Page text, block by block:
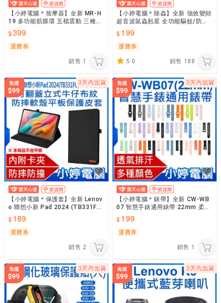
【小婷電腦＊按摩器】全新 MR-H
19 多功能筋膜環 五檔震動 三種模
式 手持配戴多功用 全身靈活按摩
贈束腰帶
399
運費券
銷售 1
【小婷電腦＊除蟲】全新 強效變頻
超音波鼠蟲剋星 全功能驅蚊/防蚊
蟲器/驅家鼠器/趕鼠器/驅蚊蟲/驅
蟲器/驅害蟲/驅蟑螂
199
運費券
5.0 銷售 188
【小婷電腦＊保護套】全新 Lenov
o 聯想小新 Pad 2024 (TB331FC)
平板電腦專用 可翻蓋立式皮套
189
運費券
銷售 2
【小婷電腦＊錶帶】全新 CW-WB
07 智慧手錶通用錶帶 22mm 柔軟
材質 多種顏色 方便安裝 防水透氣
AW-S9
199
運費券
銷售 1